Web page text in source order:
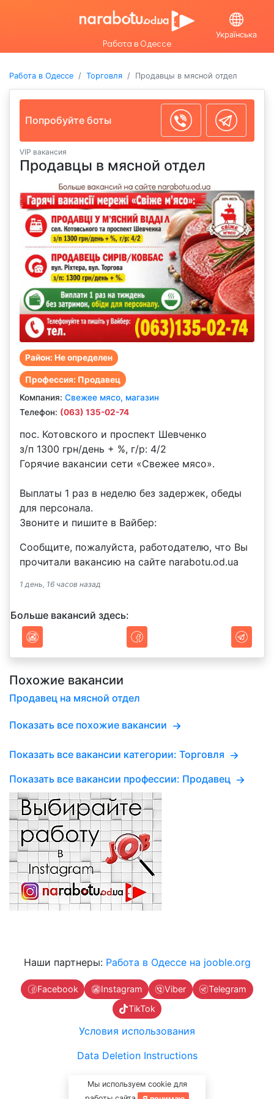
Мы используем cookie для
Работа в Одессе
Українська
Работа в Одессе Торговля Продавцы в мясной отдел
Попробуйте боты
VIP вакансия
Продавцы в мясной отдел
Район: Не определен
Профессия: Продавец
Компания: Свежее мясо, магазин
Телефон: (063) 135-02-74
пос. Котовского и проспект Шевченко
з/п 1300 грн/день + %, г/р: 4/2
Горячие вакансии сети «Свежее мясо».
Выплаты 1 раз в неделю без задержек, обеды
для персонала.
Звоните и пишите в Вайбер:
Сообщите, пожалуйста, работодателю, что Вы
прочитали вакансию на сайте narabotu.od.ua
1 день, 16 часов назад
Больше вакансий здесь:
Похожие вакансии
Продавец на мясной отдел
Показать все похожие вакансии
Показать все вакансии категории: Торговля
Показать все вакансии профессии: Продавец
Наши партнеры: Работа в Одессе на jooble.org
Facebook Instagram Viber
Telegram
TikTok
Условия использования
Data Deletion Instructions
Связаться с нами